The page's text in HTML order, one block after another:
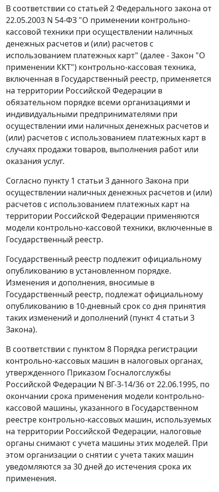
В соответствии со статьей 2 Федерального закона от
22.05.2003 N 54-ФЗ "О применении контрольно-
кассовой техники при осуществлении наличных
денежных расчетов и (или) расчетов с
использованием платежных карт" (далее - Закон "О
применении ККТ") контрольно-кассовая техника,
включенная в Государственный реестр, применяется
на территории Российской Федерации в
обязательном порядке всеми организациями и
индивидуальными предпринимателями при
осуществлении ими наличных денежных расчетов и
(или) расчетов с использованием платежных карт в
случаях продажи товаров, выполнения работ или
оказания услуг.
Согласно пункту 1 статьи 3 данного Закона при
осуществлении наличных денежных расчетов и (или)
расчетов с использованием платежных карт на
территории Российской Федерации применяются
модели контрольно-кассовой техники, включенные в
Государственный реестр.
Государственный реестр подлежит официальному
опубликованию в установленном порядке.
Изменения и дополнения, вносимые в
Государственный реестр, подлежат официальному
опубликованию в 10-дневный срок со дня принятия
таких изменений и дополнений (пункт 4 статьи 3
Закона).
В соответствии с пунктом 8 Порядка регистрации
контрольно-кассовых машин в налоговых органах,
утвержденного Приказом Госналогслужбы
Российской Федерации N ВГ-3-14/36 от 22.06.1995, по
окончании срока применения модели контрольно-
кассовой машины, указанного в Государственном
реестре контрольно-кассовых машин, используемых
на территории Российской Федерации, налоговые
органы снимают с учета машины этих моделей. При
этом организации о снятии с учета таких машин
уведомляются за 30 дней до истечения срока их
применения.